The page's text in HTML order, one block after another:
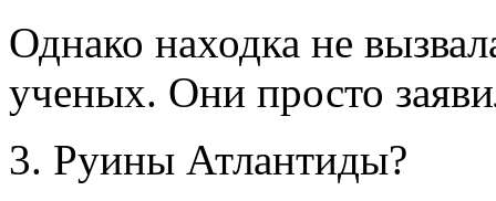
Однако находка не
ученых. Они просто
3. Руины Атлантиды?